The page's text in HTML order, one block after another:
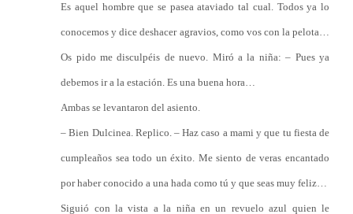
Es aquel hombre que se pasea ataviado tal cual. Todos ya lo
conocemos y dice deshacer agravios, como vos con la pelota…
Os pido me disculpéis de nuevo. Miró a la niña: – Pues ya
debemos ir a la estación. Es una buena hora…
Ambas se levantaron del asiento.
– Bien Dulcinea. Replico. – Haz caso a mami y que tu fiesta de
cumpleaños sea todo un éxito. Me siento de veras encantado
por haber conocido a una hada como tú y que seas muy feliz…
Siguió con la vista a la niña en un revuelo azul quien le